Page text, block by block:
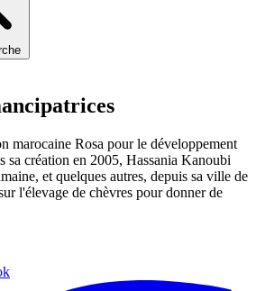
marocaine Rosa pour le développement
sa création en 2005, Hassania Kanoubi
et quelques autres, depuis sa ville de
l'élevage de chèvres pour donner de